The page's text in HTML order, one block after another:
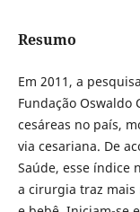
Resumo
Em 2011, a pesquisa
Fundação Oswaldo
cesáreas no país,
via cesariana. De
Saúde, esse índice
a cirurgia traz mais